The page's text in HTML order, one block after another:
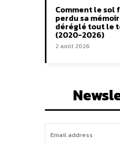
Comment le sol
perdu sa
déréglé tout le
(2020-2026)
2 août 2026